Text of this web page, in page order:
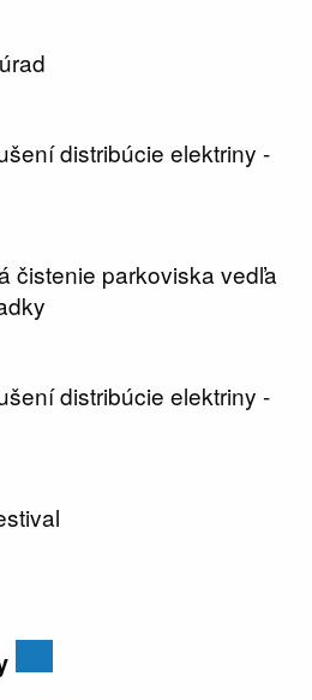
distribúcie elektriny -
čistenie parkoviska vedľa
distribúcie elektriny -